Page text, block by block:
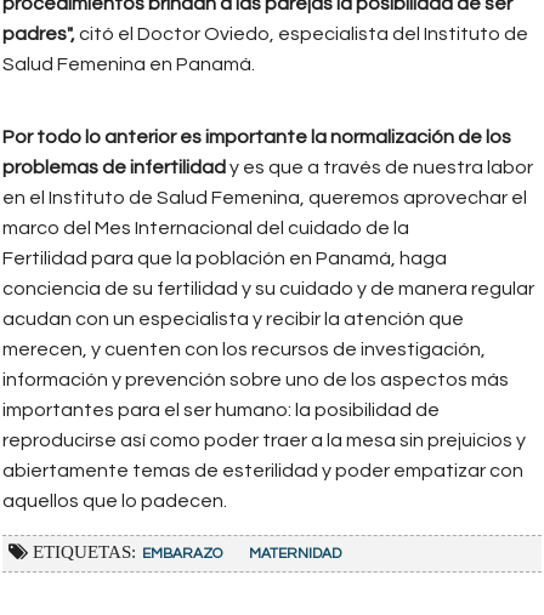
padres",citó el Doctor Oviedo, especialista del Instituto de
Salud Femenina en Panamá.
Por todo lo anterior es importante la normalización de los
problemas de infertilidad y es que a través de nuestra labor
en el Instituto de Salud Femenina, queremos aprovechar el
marco del Mes Internacional del cuidado de la
Fertilidad para que la población en Panamá, haga
conciencia de su fertilidad y su cuidado y de manera regular
acudan con un especialista y recibir la atención que
merecen, y cuenten con los recursos de investigación,
información y prevención sobre uno de los aspectos más
importantes para el ser humano: la posibilidad de
reproducirse así como poder traer a la mesa sin prejuicios y
abiertamente temas de esterilidad y poder empatizar con
aquellos que lo padecen.
ETIQUETAS: EMBARAZO MATERNIDAD